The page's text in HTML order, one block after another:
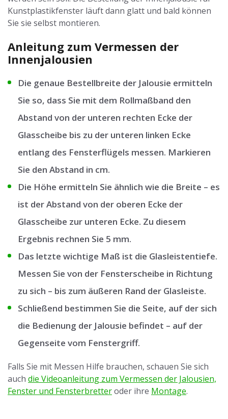
Kunstplastikfenster läuft dann glatt und bald können
Sie sie selbst montieren.
Anleitung zum Vermessen der
Innenjalousien
Die genaue Bestellbreite der Jalousie ermitteln
Sie so, dass Sie mit dem Rollmaßband den
Abstand von der unteren rechten Ecke der
Glasscheibe bis zu der unteren linken Ecke
entlang des Fensterflügels messen. Markieren
Sie den Abstand in cm.
Die Höhe ermitteln Sie ähnlich wie die Breite – es
ist der Abstand von der oberen Ecke der
Glasscheibe zur unteren Ecke. Zu diesem
Ergebnis rechnen Sie 5 mm.
Das letzte wichtige Maß ist die Glasleistentiefe.
Messen Sie von der Fensterscheibe in Richtung
zu sich – bis zum äußeren Rand der Glasleiste.
Schließend bestimmen Sie die Seite, auf der sich
die Bedienung der Jalousie befindet – auf der
Gegenseite vom Fenstergriff.
Falls Sie mit Messen Hilfe brauchen, schauen Sie sich
auch die Videoanleitung zum Vermessen der Jalousien,
Fenster und Fensterbretteroder ihre Montage.